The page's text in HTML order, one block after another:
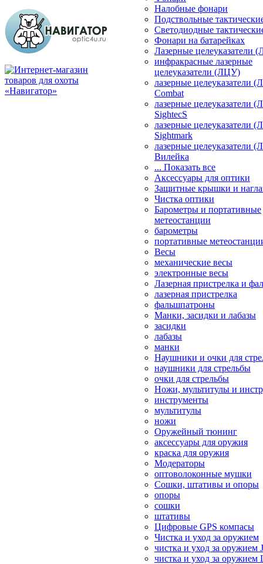
Налобные фонари
Подствольные
Светодиодные
Фонари на батарейках
Лазерные целеуказатели
инфракрасные лазерные
целеуказатели (ЛЦУ)
лазерные целеуказатели
Combat
лазерные целеуказатели
SightecS
лазерные целеуказатели
Sightmark
лазерные целеуказатели
Вилейка
... Показать все
Аксессуары для оптики
Защитные крышки и
Чистка оптики
Барометры и портативные
метеостанции
барометры
портативные
Весы
механические весы
электронные весы
Лазерная пристрелка и
лазерная пристрелка
фальшпатроны
Манки, засидки и лабазы
засидки
лабазы
манки
Наушники и очки для
наушники для стрельбы
очки для стрельбы
Ножи, мультитулы и
инструменты
мультитулы
ножи
Оружейный тюнинг
аксессуары для оружия
краска для оружия
Модераторы
оптоволоконные мушки
Сошки, штативы и опоры
опоры
сошки
штативы
Цифровые GPS компасы
Чистка и уход за оружием
чистка и уход за оружием
чистка и уход за оружием